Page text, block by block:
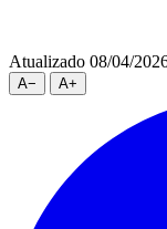
Atualizado 08/04/
A− A+